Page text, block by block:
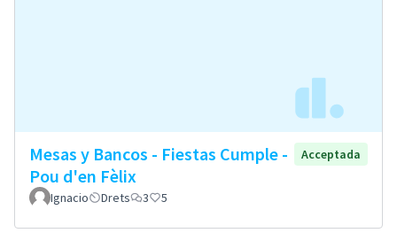
Mesas y Bancos - Fiestas Cumple -
Pou d'en Fèlix
Acceptada
Ignacio Drets 3 5